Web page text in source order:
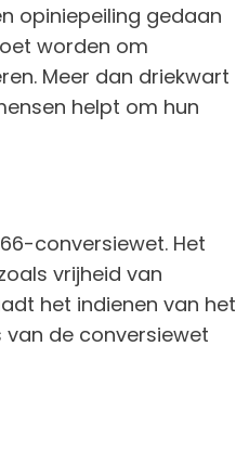
opiniepeiling gedaan
worden om
Meer dan driekwart
helpt om hun
conversiewet. Het
vrijheid van
het indienen van het
de conversiewet